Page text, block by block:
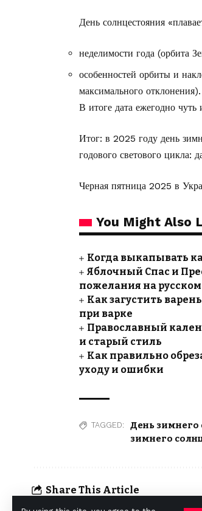
День солнцестояния
неделимости года (орбита
особенностей орбиты и
максимального отклонения).
В итоге дата ежегодно чуть
Итог: в 2025 году день
годового светового цикла:
Черная пятница 2025 в
You Might Also
Когда выкапывать
Яблочный Спас и
пожелания на русском
Как загустить
при варке
Православный
и старый стиль
Как правильно
уходу и ошибки
TAGGED: День зимнего
зимнего
Share This Article